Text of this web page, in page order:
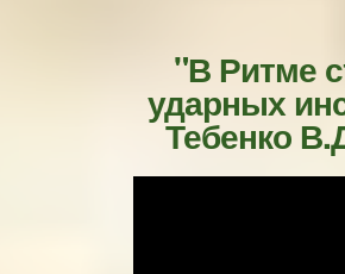
"В Ритме
ударных
Тебенко